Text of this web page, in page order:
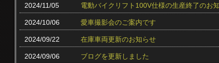
2024/11/05 電動バイクリフト100V仕様の生産終了のお
2024/10/06 愛車撮影会のご案内です
2024/09/22 在庫車両更新のお知らせ
2024/09/06 ブログを更新しました